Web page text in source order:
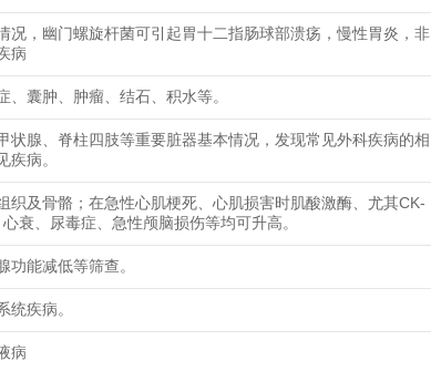
况，幽门螺旋杆菌可引起胃十二指肠球部溃疡，慢性胃炎，非
病
囊肿、肿瘤、结石、积水等。
状腺、脊柱四肢等重要脏器基本情况，发现常见外科疾病的相
疾病。
织及骨骼；在急性心肌梗死、心肌损害时肌酸激酶、尤其CK-
衰、尿毒症、急性颅脑损伤等均可升高。
功能减低等筛查。
统疾病。
病